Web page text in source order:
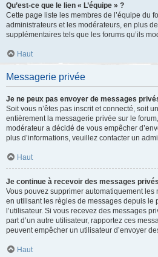
Qu’est-ce que le lien « L’équipe » ?
Cette page liste les membres de l’équipe du
administrateurs et les modérateurs, en plus
supplémentaires tels que les forums qu’ils
Haut
Messagerie privée
Je ne peux pas envoyer de messages
Soit vous n’êtes pas inscrit et connecté, soit
entièrement la messagerie privée sur le
modérateur a décidé de vous empêcher
plus d’informations, veuillez contacter un
Haut
Je continue à recevoir des messages
Vous pouvez supprimer automatiquement les
en utilisant les règles de messages depuis le
l’utilisateur. Si vous recevez des messages
part d’un autre utilisateur, rapportez ces
peuvent empêcher un utilisateur d’envoyer
Haut